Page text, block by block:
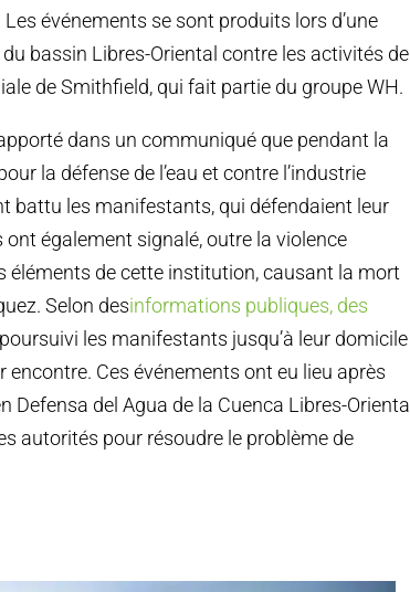
événements se sont produits lors d’une
bassin Libres-Oriental contre les activités de
de Smithfield, qui fait partie du groupe WH.
dans un communiqué que pendant la
la défense de l’eau et contre l’industrie
battu les manifestants, qui défendaient leur
ont également signalé, outre la violence
éléments de cette institution, causant la mort
Selon desinformations publiques, des
les manifestants jusqu’à leur domicile
Ces événements ont eu lieu après
del Agua de la Cuenca Libres-Oriental
autorités pour résoudre le problème de